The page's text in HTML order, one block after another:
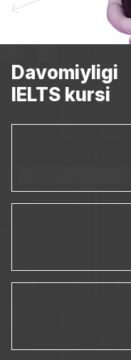
Davomiyligi
IELTS kursi